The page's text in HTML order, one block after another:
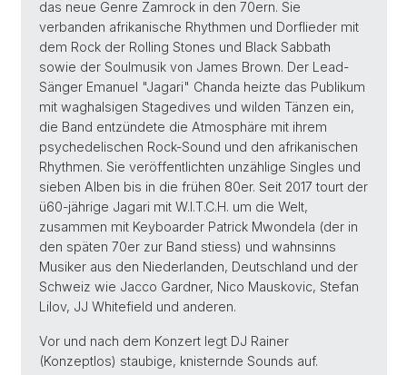
das neue Genre Zamrock in den 70ern. Sie
verbanden afrikanische Rhythmen und Dorflieder mit
dem Rock der Rolling Stones und Black Sabbath
sowie der Soulmusik von James Brown. Der Lead-
Sänger Emanuel "Jagari" Chanda heizte das Publikum
mit waghalsigen Stagedives und wilden Tänzen ein,
die Band entzündete die Atmosphäre mit ihrem
psychedelischen Rock-Sound und den afrikanischen
Rhythmen. Sie veröffentlichten unzählige Singles und
sieben Alben bis in die frühen 80er. Seit 2017 tourt der
ü60-jährige Jagari mit W.I.T.C.H. um die Welt,
zusammen mit Keyboarder Patrick Mwondela (der in
den späten 70er zur Band stiess) und wahnsinns
Musiker aus den Niederlanden, Deutschland und der
Schweiz wie Jacco Gardner, Nico Mauskovic, Stefan
Lilov, JJ Whitefield und anderen.
Vor und nach dem Konzert legt DJ Rainer
(Konzeptlos) staubige, knisternde Sounds auf.